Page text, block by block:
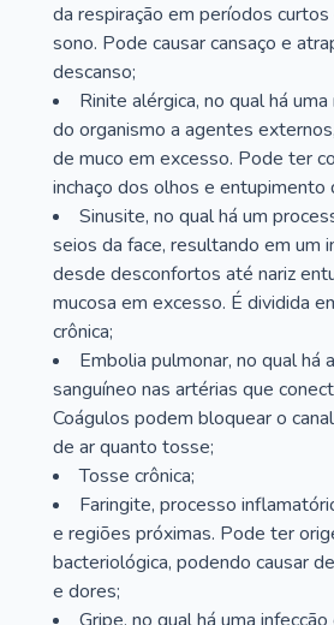
da respiração em períodos
sono. Pode causar cansaço e
descanso;
Rinite alérgica, no qual há
do organismo a agentes
de muco em excesso. Pode ter
inchaço dos olhos e entupimento
Sinusite, no qual há um
seios da face, resultando em um
desde desconfortos até nariz
mucosa em excesso. É dividida
crônica;
Embolia pulmonar, no qual há
sanguíneo nas artérias que
Coágulos podem bloquear o
de ar quanto tosse;
Tosse crônica;
Faringite, processo
e regiões próximas. Pode ter
bacteriológica, podendo causar
e dores;